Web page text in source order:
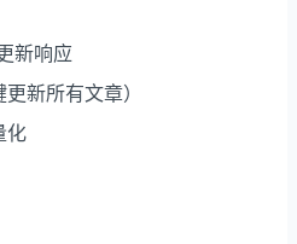
新响应
新所有文章）
化